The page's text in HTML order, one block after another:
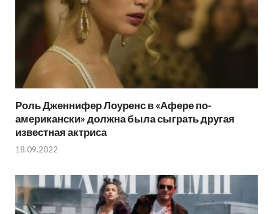
Роль Дженнифер Лоуренс в «Афере по-
американски» должна была сыграть другая
известная актриса
18.09.2022